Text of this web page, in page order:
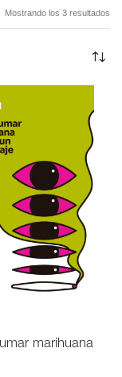
Mostrando los 3 resultados
marihuana